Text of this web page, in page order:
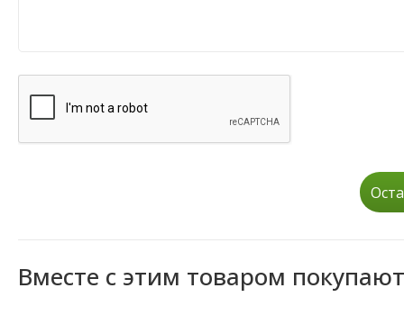
Вместе с этим товаром покупают